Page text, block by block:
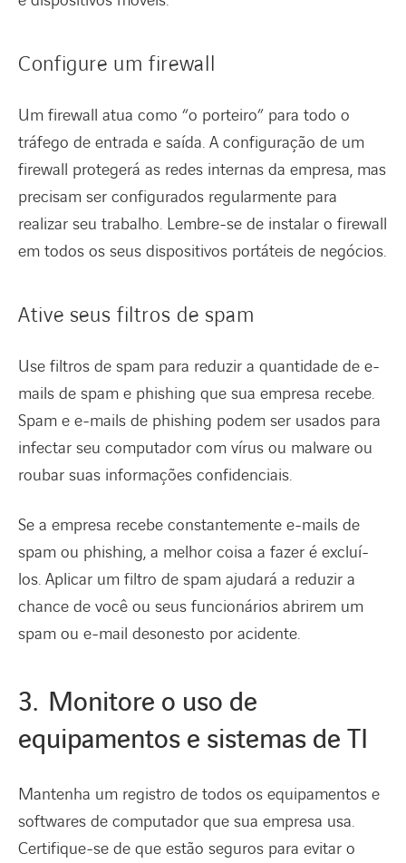
Configure um firewall
Um firewall atua como “o porteiro” para todo o
tráfego de entrada e saída. A configuração de um
firewall protegerá as redes internas da empresa, mas
precisam ser configurados regularmente para
realizar seu trabalho. Lembre-se de instalar o firewall
em todos os seus dispositivos portáteis de negócios.
Ative seus filtros de spam
Use filtros de spam para reduzir a quantidade de e-
mails de spam e phishing que sua empresa recebe.
Spam e e-mails de phishing podem ser usados ​​para
infectar seu computador com vírus ou malware ou
roubar suas informações confidenciais.
Se a empresa recebe constantemente e-mails de
spam ou phishing, a melhor coisa a fazer é excluí-
los. Aplicar um filtro de spam ajudará a reduzir a
chance de você ou seus funcionários abrirem um
spam ou e-mail desonesto por acidente.
3. Monitore o uso de
equipamentos e sistemas de TI
Mantenha um registro de todos os equipamentos e
softwares de computador que sua empresa usa.
Certifique-se de que estão seguros para evitar o